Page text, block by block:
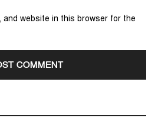
and website in this browser for the